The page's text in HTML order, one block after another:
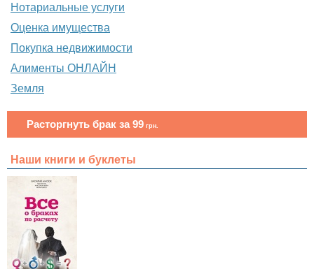
Нотариальные услуги
Оценка имущества
Покупка недвижимости
Алименты ОНЛАЙН
Земля
Расторгнуть брак за 99 грн.
Наши книги и буклеты